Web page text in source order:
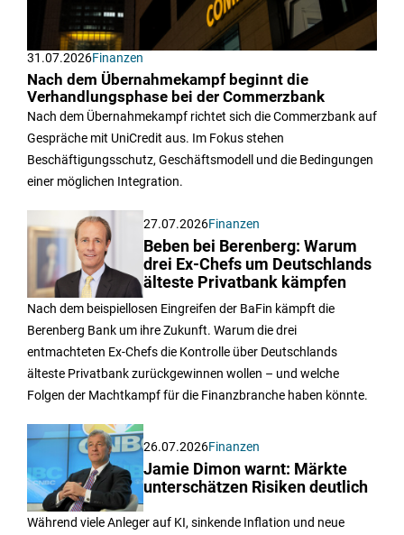
31.07.2026Finanzen
Nach dem Übernahmekampf beginnt die
Verhandlungsphase bei der Commerzbank
Nach dem Übernahmekampf richtet sich die Commerzbank auf
Gespräche mit UniCredit aus. Im Fokus stehen
Beschäftigungsschutz, Geschäftsmodell und die Bedingungen
einer möglichen Integration.
27.07.2026Finanzen
Beben bei Berenberg: Warum
drei Ex-Chefs um Deutschlands
älteste Privatbank kämpfen
Nach dem beispiellosen Eingreifen der BaFin kämpft die
Berenberg Bank um ihre Zukunft. Warum die drei
entmachteten Ex-Chefs die Kontrolle über Deutschlands
älteste Privatbank zurückgewinnen wollen – und welche
Folgen der Machtkampf für die Finanzbranche haben könnte.
26.07.2026Finanzen
Jamie Dimon warnt: Märkte
unterschätzen Risiken deutlich
Während viele Anleger auf KI, sinkende Inflation und neue